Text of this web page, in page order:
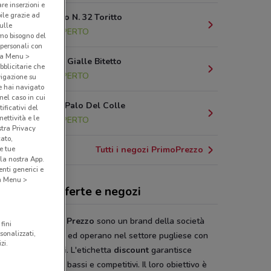
Via Quasano N. 32 Toritto
21.3 km
APERTO
Via Fiamme Gialle Bitetto
27.8 km
APERTO
Via Binetto Palo Del Colle
27.9 km
APERTO
Tutti i negozi PrimoPrezzo
offerte e negozi
Primo Prezzo sono un brand della società
Distribuzioneed operano nel settore pugliese con
negozi. L'etichetta discount garantisce
bassi e competitivi. Il loro obiettivo è
inserzioni e
grazie ad
bisogno del
con
Menu >
che
su
hai navigato
caso in cui
del
e le
Privacy
tue
nostra App.
generici e
Menu >
fini